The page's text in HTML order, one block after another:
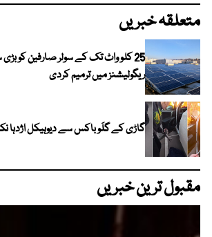
متعلقہ خبریں
25 کلو واٹ تک کے سولر صارفین کو بڑی
ریگولیشنز میں ترمیم کردی
گاڑی کے گلَو باکس سے دیوہیکل اژدہا نکل
مقبول ترین خبریں